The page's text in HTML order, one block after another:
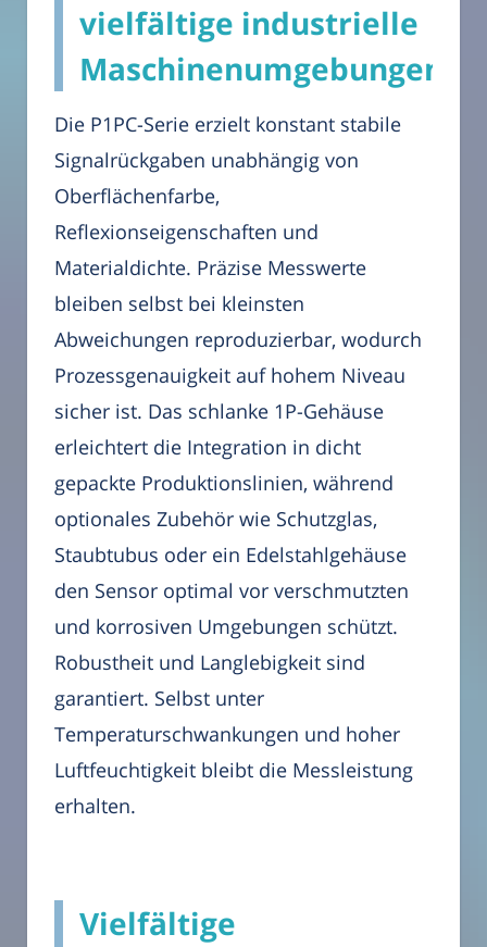
vielfältige industrielle
Maschinenumgebungen
Die P1PC-Serie erzielt konstant stabile
Signalrückgaben unabhängig von
Oberflächenfarbe,
Reflexionseigenschaften und
Materialdichte. Präzise Messwerte
bleiben selbst bei kleinsten
Abweichungen reproduzierbar, wodurch
Prozessgenauigkeit auf hohem Niveau
sicher ist. Das schlanke 1P-Gehäuse
erleichtert die Integration in dicht
gepackte Produktionslinien, während
optionales Zubehör wie Schutzglas,
Staubtubus oder ein Edelstahlgehäuse
den Sensor optimal vor verschmutzten
und korrosiven Umgebungen schützt.
Robustheit und Langlebigkeit sind
garantiert. Selbst unter
Temperaturschwankungen und hoher
Luftfeuchtigkeit bleibt die Messleistung
erhalten.
Vielfältige